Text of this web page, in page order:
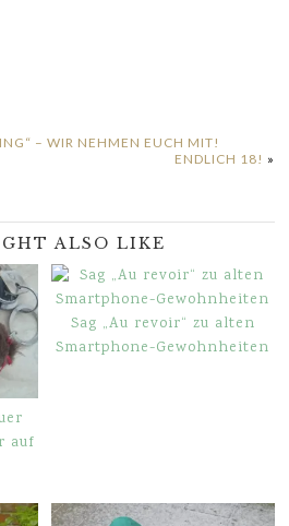
– WIR NEHMEN EUCH MIT!
ENDLICH 18! »
ALSO LIKE
auf
Sag „Au revoir“ zu alten
Smartphone-Gewohnheiten